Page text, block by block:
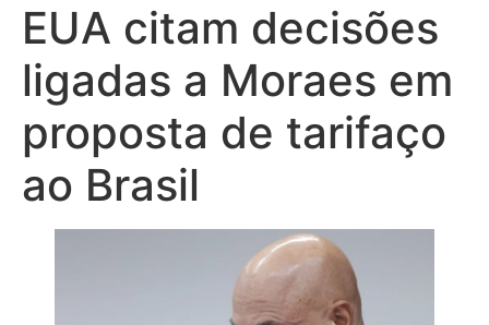
EUA citam decisões
ligadas a Moraes em
proposta de tarifaço
ao Brasil